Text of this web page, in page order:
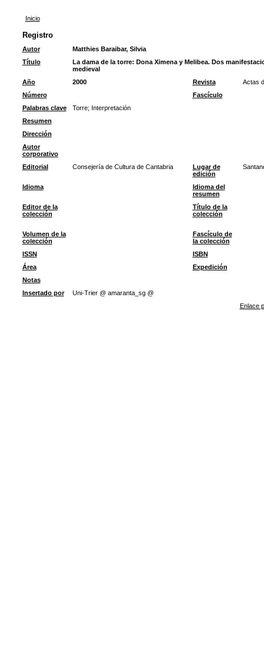
Inicio
Registro
Autor
Matthies Baraibar, Silvia
Título
La dama de la torre: Dona Ximena y Melibea. Dos
medieval
Año
2000 Revista
Actas
Número
Fascículo
Palabras clave
Torre; Interpretación
Resumen
Dirección
Autor
corporativo
Editorial
Consejería de Cultura de Cantabria
Lugar de
edición
Idioma
Idioma del
resumen
Editor de la
colección
Título de la
colección
Volumen de la
colección
Fascículo de
la colección
ISSN
ISBN
Área
Expedición
Notas
Insertado por
Uni-Trier @ amaranta_sg @
Enlace